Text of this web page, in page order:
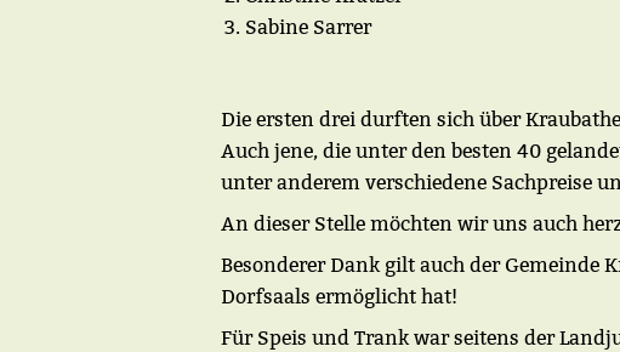
Sabine Sarrer
Die ersten drei durften sich über
Auch jene, die unter den besten 40
unter anderem verschiedene Sachpreise
An dieser Stelle möchten wir uns auch
Besonderer Dank gilt auch der Gemeinde
Dorfsaals ermöglicht hat!
Für Speis und Trank war seitens der